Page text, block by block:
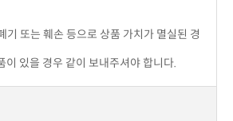
이 있을 경우 같이 보내주셔야 합니다.